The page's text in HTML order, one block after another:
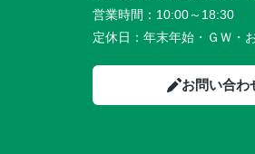
営業時間： 10:00～18:30
定休日： 年末年始・ＧＷ・
お問い合わ